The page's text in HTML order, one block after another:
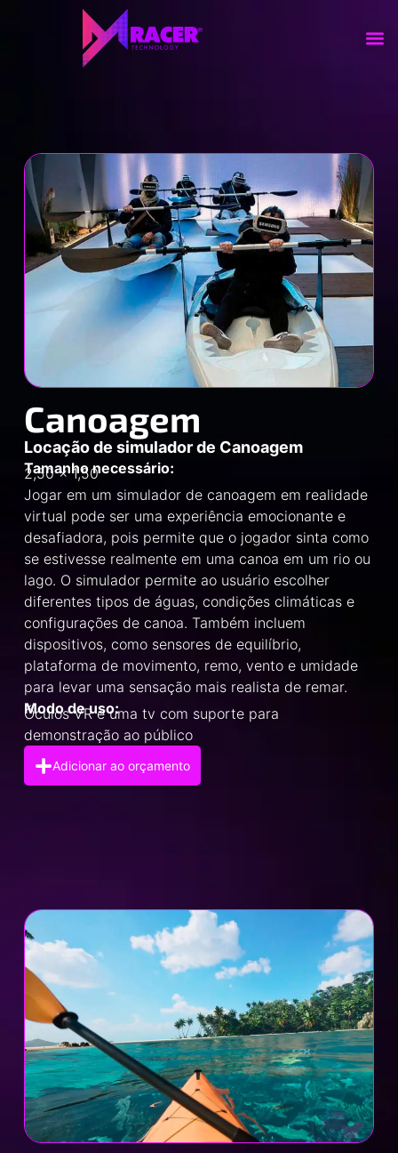
Canoagem
Locação de simulador de Canoagem
Tamanho necessário:
2,50 x 1,50
Jogar em um simulador de canoagem em realidade
virtual pode ser uma experiência emocionante e
desafiadora, pois permite que o jogador sinta como
se estivesse realmente em uma canoa em um rio ou
lago. O simulador permite ao usuário escolher
diferentes tipos de águas, condições climáticas e
configurações de canoa. Também incluem
dispositivos, como sensores de equilíbrio,
plataforma de movimento, remo, vento e umidade
para levar uma sensação mais realista de remar.
Modo de uso:
Óculos VR e uma tv com suporte para
demonstração ao público
Adicionar ao orçamento